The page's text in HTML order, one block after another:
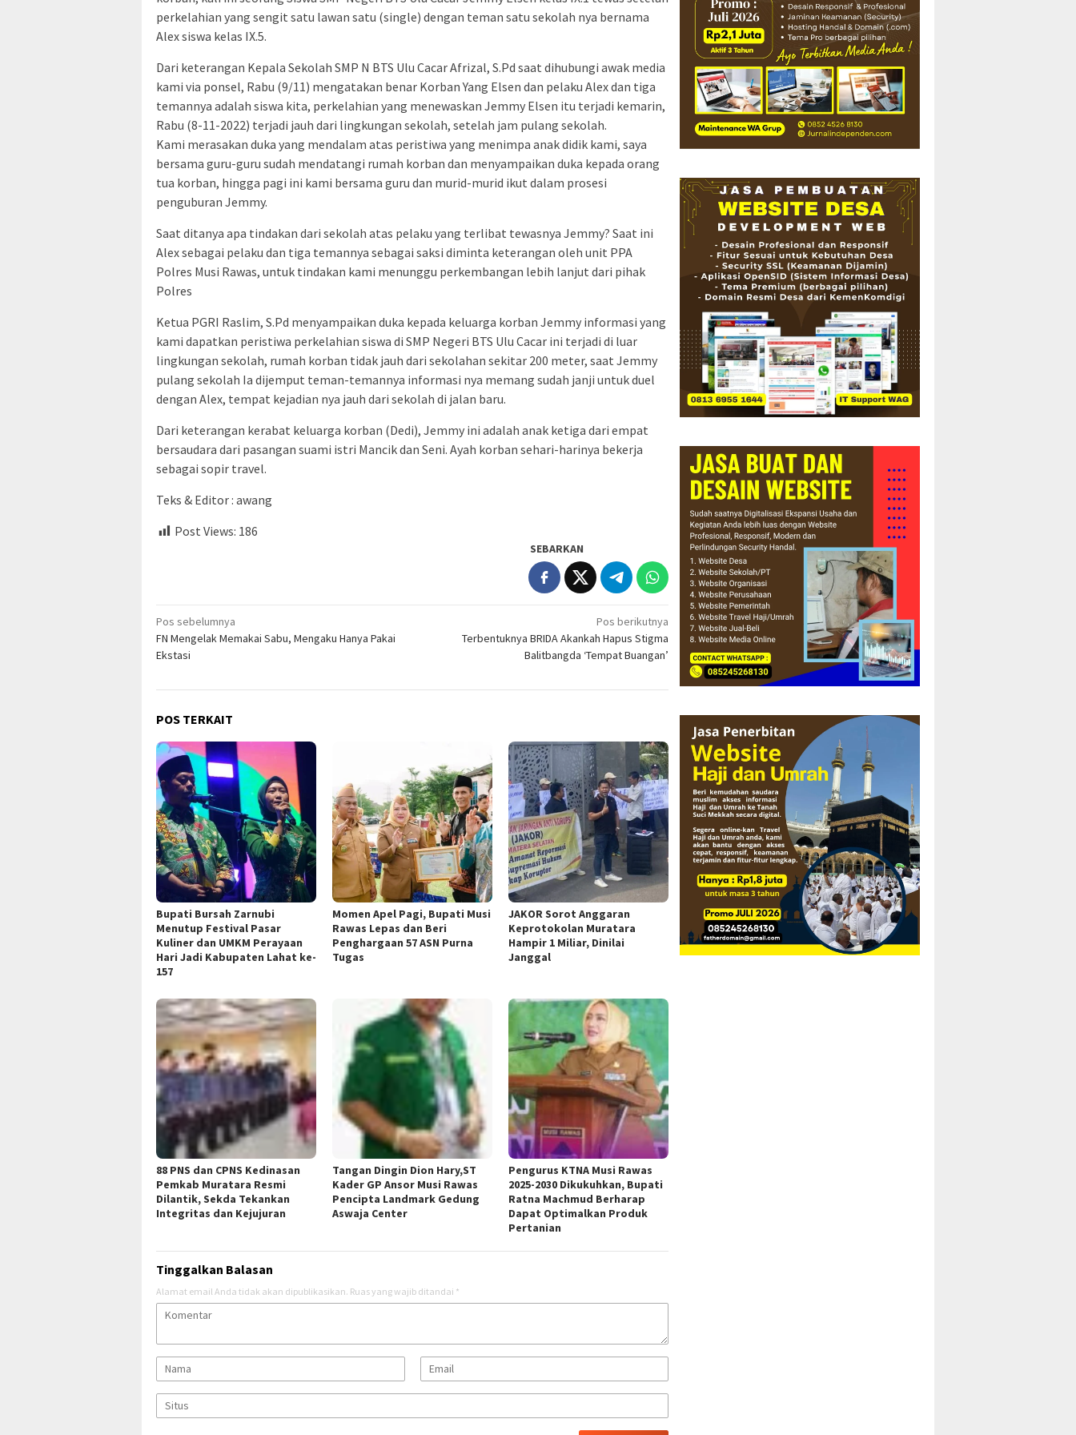
perkelahian yang sengit satu lawan satu (single) dengan teman satu sekolah nya bernama
Alex siswa kelas IX.5.
Dari keterangan Kepala Sekolah SMP N BTS Ulu Cacar Afrizal, S.Pd saat dihubungi awak media
kami via ponsel, Rabu (9/11) mengatakan benar Korban Yang Elsen dan pelaku Alex dan tiga
temannya adalah siswa kita, perkelahian yang menewaskan Jemmy Elsen itu terjadi kemarin,
Rabu (8-11-2022) terjadi jauh dari lingkungan sekolah, setelah jam pulang sekolah.
Kami merasakan duka yang mendalam atas peristiwa yang menimpa anak didik kami, saya
bersama guru-guru sudah mendatangi rumah korban dan menyampaikan duka kepada orang
tua korban, hingga pagi ini kami bersama guru dan murid-murid ikut dalam prosesi
penguburan Jemmy.
Saat ditanya apa tindakan dari sekolah atas pelaku yang terlibat tewasnya Jemmy? Saat ini
Alex sebagai pelaku dan tiga temannya sebagai saksi diminta keterangan oleh unit PPA
Polres Musi Rawas, untuk tindakan kami menunggu perkembangan lebih lanjut dari pihak
Polres
Ketua PGRI Raslim, S.Pd menyampaikan duka kepada keluarga korban Jemmy informasi yang
kami dapatkan peristiwa perkelahian siswa di SMP Negeri BTS Ulu Cacar ini terjadi di luar
lingkungan sekolah, rumah korban tidak jauh dari sekolahan sekitar 200 meter, saat Jemmy
pulang sekolah Ia dijemput teman-temannya informasi nya memang sudah janji untuk duel
dengan Alex, tempat kejadian nya jauh dari sekolah di jalan baru.
Dari keterangan kerabat keluarga korban (Dedi), Jemmy ini adalah anak ketiga dari empat
bersaudara dari pasangan suami istri Mancik dan Seni. Ayah korban sehari-harinya bekerja
sebagai sopir travel.
Teks & Editor : awang
Post Views: 186
SEBARKAN
Navigasi
pos
Pos sebelumnya
FN Mengelak Memakai Sabu, Mengaku Hanya Pakai
Ekstasi
Pos berikutnya
Terbentuknya BRIDA Akankah Hapus Stigma
Balitbangda ‘Tempat Buangan’
POS TERKAIT
Bupati Bursah Zarnubi
Menutup Festival Pasar
Kuliner dan UMKM Perayaan
Hari Jadi Kabupaten Lahat ke-
157
Momen Apel Pagi, Bupati Musi
Rawas Lepas dan Beri
Penghargaan 57 ASN Purna
Tugas
JAKOR Sorot Anggaran
Keprotokolan Muratara
Hampir 1 Miliar, Dinilai
Janggal
88 PNS dan CPNS Kedinasan
Pemkab Muratara Resmi
Dilantik, Sekda Tekankan
Integritas dan Kejujuran
Tangan Dingin Dion Hary,ST
Kader GP Ansor Musi Rawas
Pencipta Landmark Gedung
Aswaja Center
Pengurus KTNA Musi Rawas
2025-2030 Dikukuhkan, Bupati
Ratna Machmud Berharap
Dapat Optimalkan Produk
Pertanian
Tinggalkan Balasan
Alamat email Anda tidak akan dipublikasikan. Ruas yang wajib ditandai *